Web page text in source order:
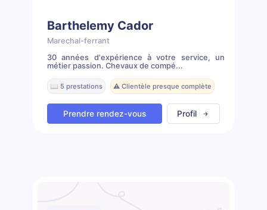
Barthelemy Cador
Marechal-ferrant
30 années d'expérience à votre service, un
métier passion. Chevaux de compé...
📖 5 prestations ⚠️ Clientèle presque complète
Prendre rendez-vous Profil